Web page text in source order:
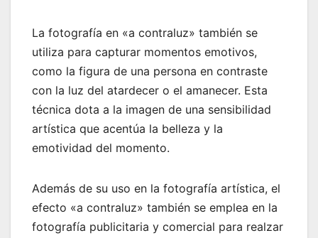
La fotografía en «a contraluz» también se
utiliza para capturar momentos emotivos,
como la figura de una persona en contraste
con la luz del atardecer o el amanecer. Esta
técnica dota a la imagen de una sensibilidad
artística que acentúa la belleza y la
emotividad del momento.
Además de su uso en la fotografía artística, el
efecto «a contraluz» también se emplea en la
fotografía publicitaria y comercial para realzar